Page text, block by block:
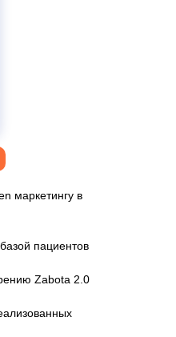
маркетингу в
пациентов
Zabota 2.0